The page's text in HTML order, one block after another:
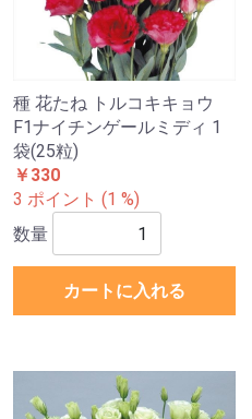
種 花たね トルコキキョウ
F1ナイチンゲールミディ 1
袋(25粒)
￥330
3 ポイント (1 %)
数量
カートに入れる